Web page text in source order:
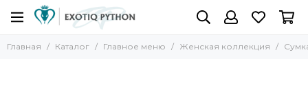
Главная Каталог Главное меню Женская коллекция